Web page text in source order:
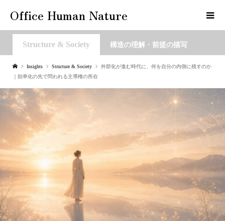
Office Human Nature
Structure & Society 構造の理解・前提の描写
Insights Structure & Society
外部化が進む時代に、何を自分の内側に残すのか
｜効率化の先で問われる主導権の所在